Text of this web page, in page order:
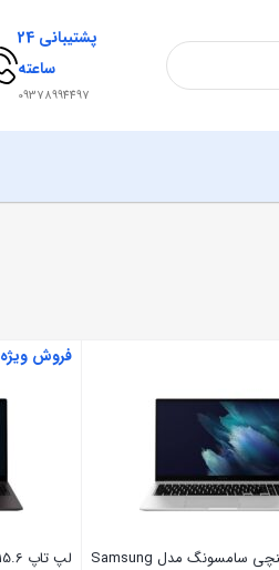
پشتیبانی 24
ساعته
09378994497
لپ تاپ 14 اینچی سامسونگ مدل Samsung
فروش ویژه